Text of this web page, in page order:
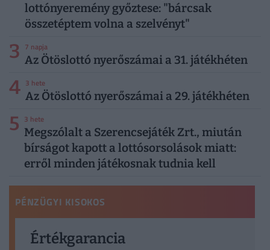
lottónyeremény győztese: "bárcsak
összetéptem volna a szelvényt"
3 7 napja
Az Ötöslottó nyerőszámai a 31. játékhéten
4 3 hete
Az Ötöslottó nyerőszámai a 29. játékhéten
5 3 hete
Megszólalt a Szerencsejáték Zrt., miután
bírságot kapott a lottósorsolások miatt:
erről minden játékosnak tudnia kell
PÉNZÜGYI KISOKOS
Értékgarancia